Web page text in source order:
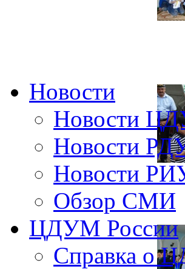
Новости
Новости
Новости
Новости
Обзор СМИ
ЦДУМ России
Справка о